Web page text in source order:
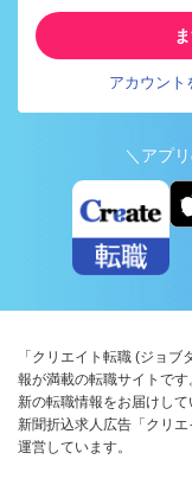
アカウント
＼アプ
「クリエイト転職 (ジョ
報が満載の転職サイトで
新の転職情報をお届けして
新聞折込求人広告「クリ
運営しています。